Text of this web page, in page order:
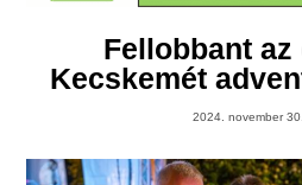
Fellobbant
Kecskemét
2024. november